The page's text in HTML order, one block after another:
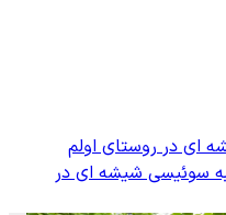
ای در روستای اولم
سوئیسی شیشه ای در